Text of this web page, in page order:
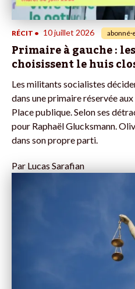
RÉCIT • 10 juillet 2026
Primaire à gauche :
choisissent le huis
Les militants socialistes
dans une primaire réservée
Place publique. Selon ses
pour Raphaël Glucksmann.
dans son propre parti.
Par Lucas Sarafian